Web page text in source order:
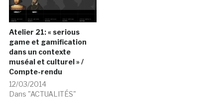
Atelier 21: « serious
game et gamification
dans un contexte
muséal et culturel » /
Compte-rendu
12/03/2014
Dans "ACTUALITÉS"